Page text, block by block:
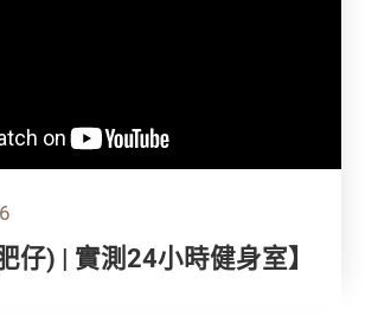
仔) | 實測24小時健身室】